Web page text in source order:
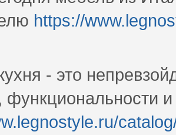
https://
- это
функциональности